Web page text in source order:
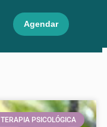
Agendar
TERAPIA PSICOLÓGICA